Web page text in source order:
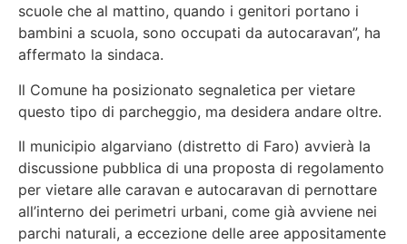
scuole che al mattino, quando i genitori portano i
bambini a scuola, sono occupati da autocaravan”, ha
affermato la sindaca.
Il Comune ha posizionato segnaletica per vietare
questo tipo di parcheggio, ma desidera andare oltre.
Il municipio algarviano (distretto di Faro) avvierà la
discussione pubblica di una proposta di regolamento
per vietare alle caravan e autocaravan di pernottare
all’interno dei perimetri urbani, come già avviene nei
parchi naturali, a eccezione delle aree appositamente